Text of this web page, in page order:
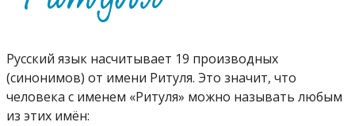
Русский язык насчитывает 19 производных
(синонимов) от имени Ритуля. Это значит, что
человека с именем «Ритуля» можно называть любым
из этих имён: